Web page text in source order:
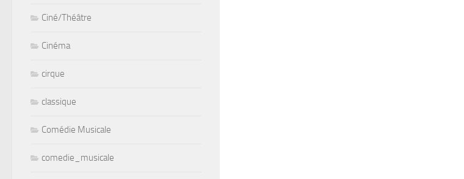
Ciné/Théâtre
Cinéma
cirque
classique
Comédie Musicale
comedie_musicale